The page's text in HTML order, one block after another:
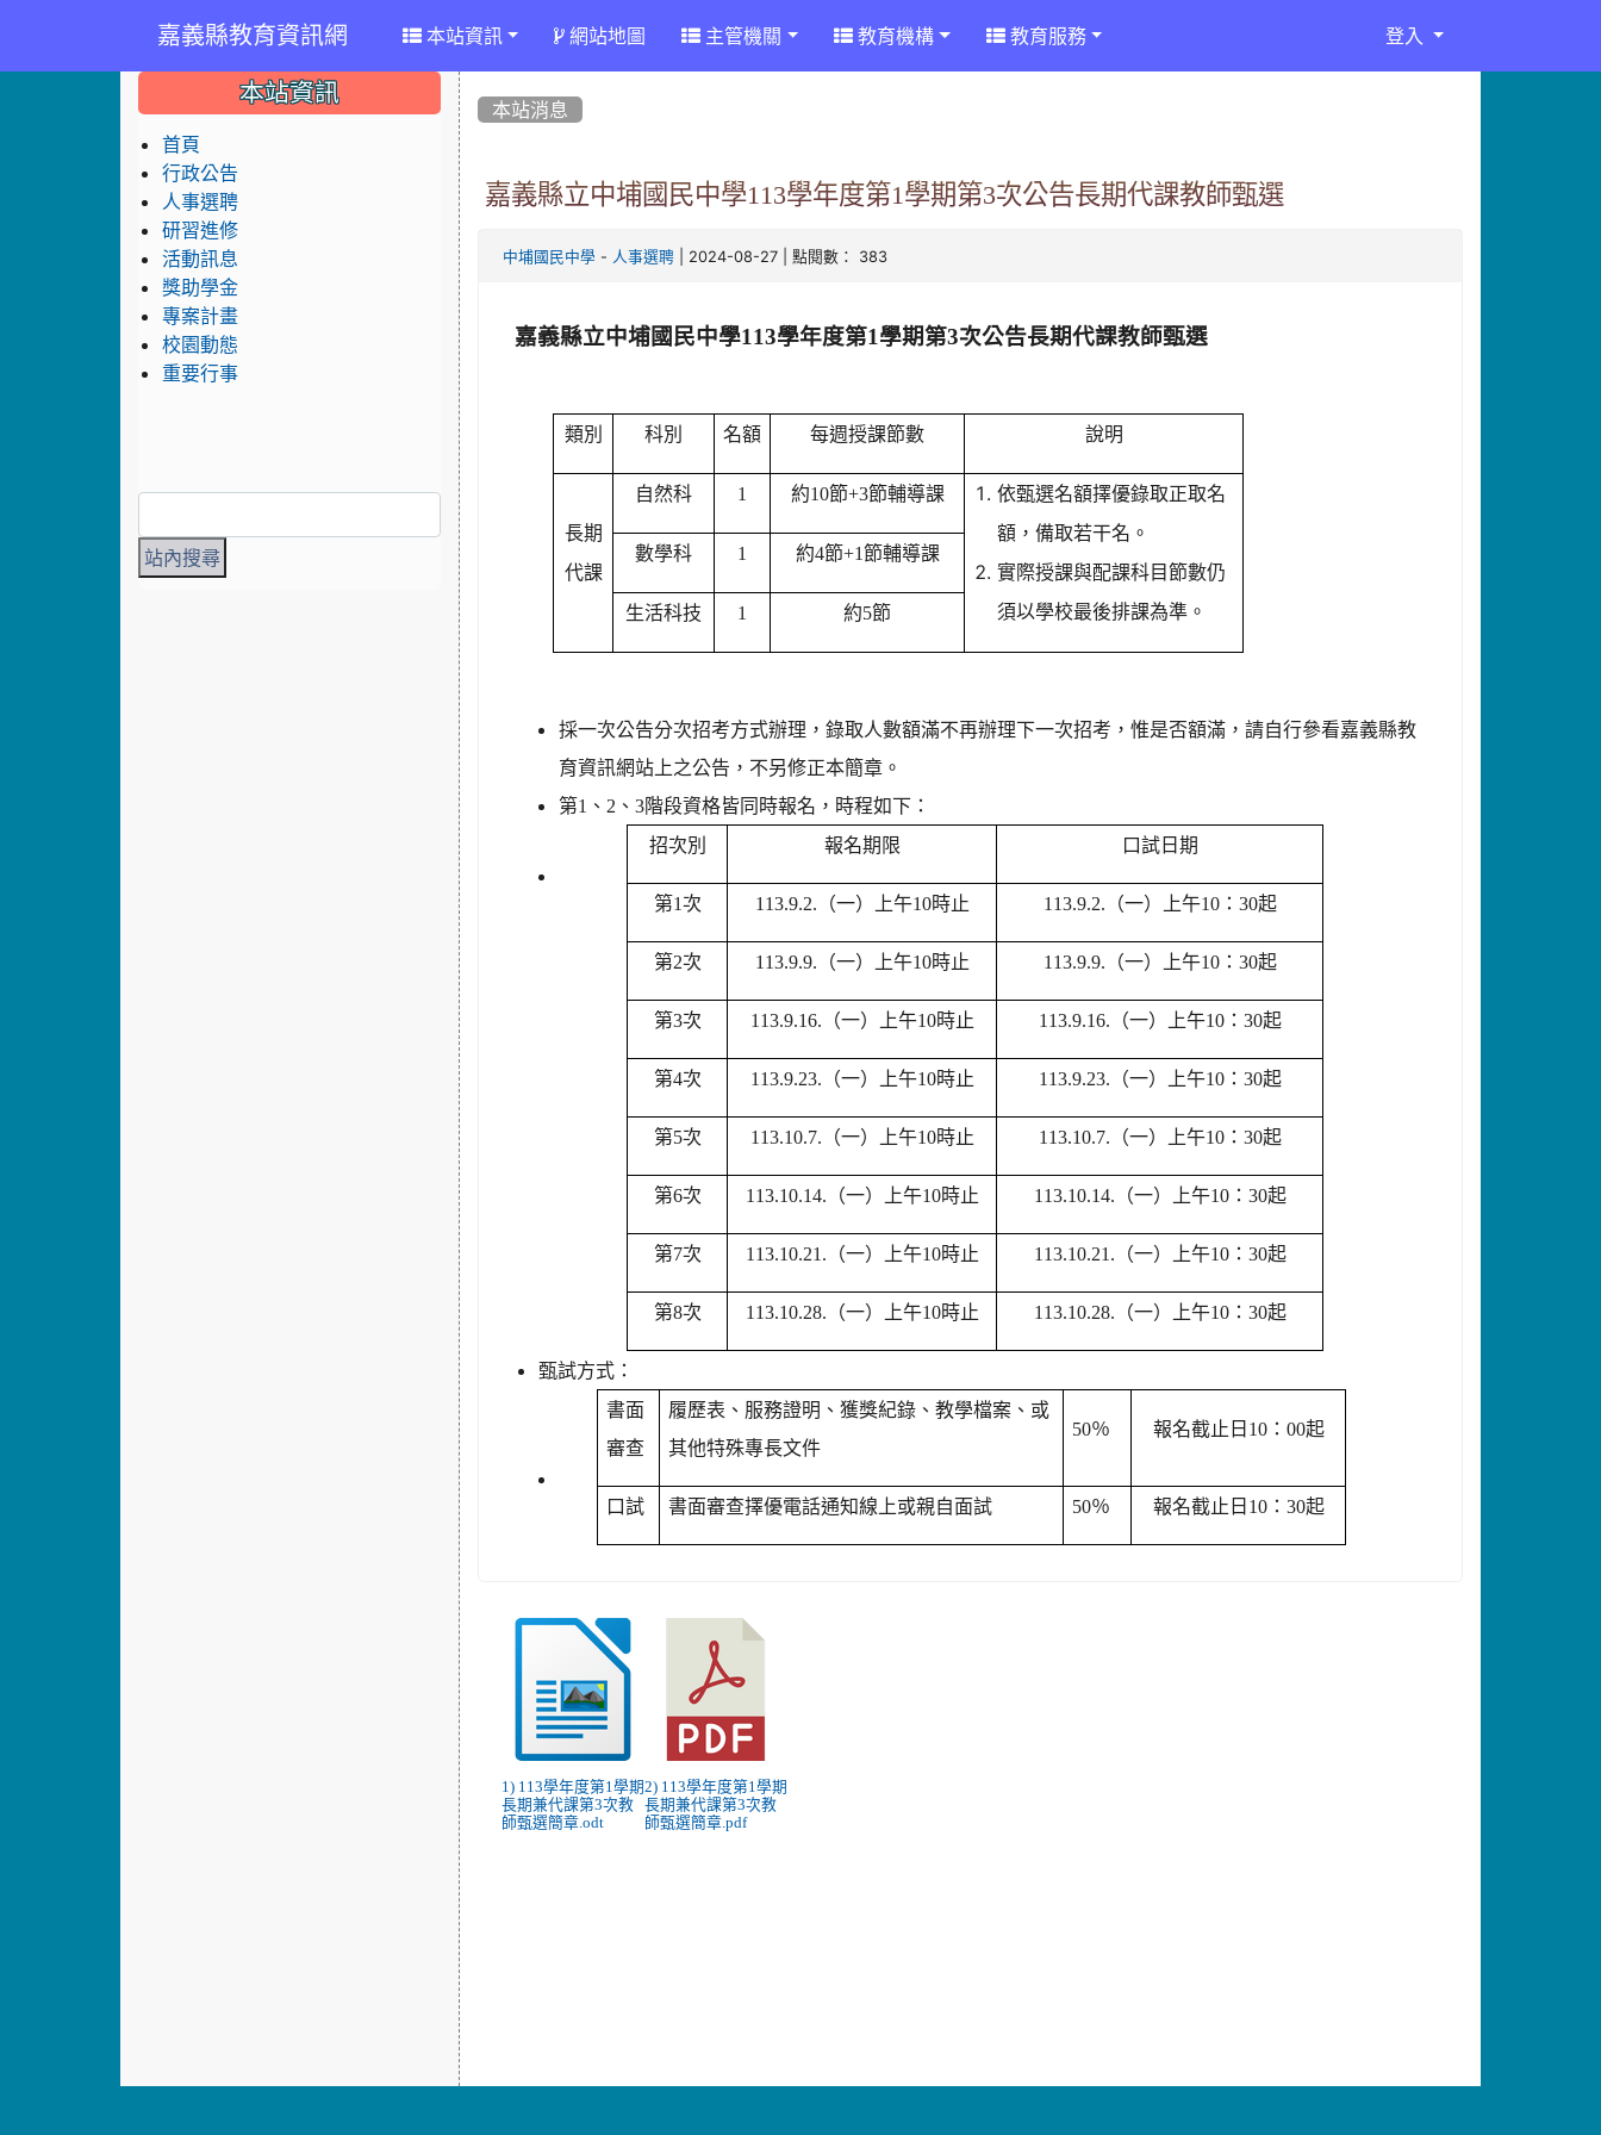
嘉義縣教育資訊網 本站資訊 網站地圖 主管機關 教育機構 教育服務 登入
本站消息
嘉義縣立中埔國民中學113學年度第1學期第3次公告長期代課教師甄選
中埔國民中學 - 人事選聘 | 2024-08-27 | 點閱數： 383
嘉義縣立中埔國民中學113學年度第1學期第3次公告長期代課教師甄選
類別 科別 名額 每週授課節數 說明
長期
代課
自然科 1 約10節+3節輔導課
依甄選名額擇優錄取正取名
額，備取若干名。
實際授課與配課科目節數仍
須以學校最後排課為準。
數學科 1 約4節+1節輔導課
生活科技 1 約5節
採一次公告分次招考方式辦理，錄取人數額滿不再辦理下一次招考，惟是否額滿，請自行參看嘉義縣教
育資訊網站上之公告，不另修正本簡章。
第1、2、3階段資格皆同時報名，時程如下：
招次別
報名期限 口試日期
第1次 113.9.2. （一）上午10時止 113.9.2. （一）上午10：30起
第2次 113.9.9. （一）上午10時止 113.9.9. （一）上午10：30起
第3次 113.9.16. （一）上午10時止 113.9.16. （一）上午10：30起
第4次 113.9.23. （一）上午10時止 113.9.23. （一）上午10：30起
第5次 113.10.7. （一）上午10時止 113.10.7. （一）上午10：30起
第6次 113.10.14. （一）上午10時止 113.10.14. （一）上午10：30起
第7次 113.10.21. （一）上午10時止 113.10.21. （一）上午10：30起
第8次 113.10.28. （一）上午10時止 113.10.28. （一）上午10：30起
甄試方式：
書面
審查
履歷表、服務證明、獲獎紀錄、教學檔案、或
其他特殊專長文件
50％ 報名截止日10：00起
口試 書面審查擇優電話通知線上或親自面試 50％ 報名截止日10：30起
1) 113學年度第1學期
長期兼代課第3次教
師甄選簡章.odt
2) 113學年度第1學期
長期兼代課第3次教
師甄選簡章.pdf
::: 本站資訊
首頁
行政公告
人事選聘
研習進修
活動訊息
獎助學金
專案計畫
校園動態
重要行事